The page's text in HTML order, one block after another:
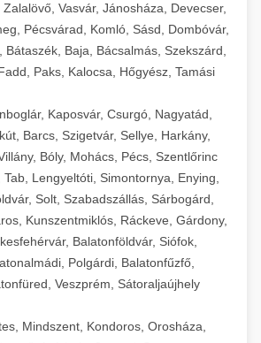
Vasvár, Jánosháza, Devecser,
Pécsvárad, Komló, Sásd, Dombóvár,
Bátaszék, Baja, Bácsalmás, Szekszárd,
Paks, Kalocsa, Hőgyész, Tamási
Kaposvár, Csurgó, Nagyatád,
Barcs, Szigetvár, Sellye, Harkány,
Bóly, Mohács, Pécs, Szentlőrinc
Tab, Lengyeltóti, Simontornya, Enying,
Solt, Szabadszállás, Sárbogárd,
Kunszentmiklós, Ráckeve, Gárdony,
Balatonföldvár, Siófok,
Polgárdi, Balatonfűzfő,
Veszprém, Sátoraljaújhely
Mindszent, Kondoros, Orosháza,